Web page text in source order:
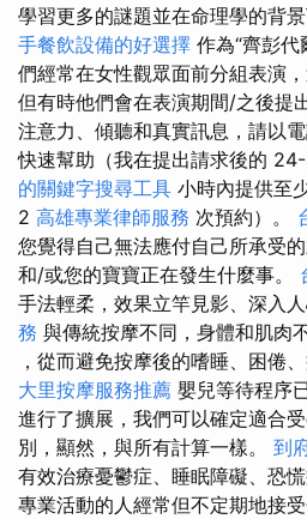
學習更多的謎題並在命理學的背
手餐飲設備的好選擇 作為“齊彭
們經常在女性觀眾面前分組表演
但有時他們會在表演期間/之後提
注意力、傾聽和真實訊息，請以
快速幫助（我在提出請求後的
的關鍵字搜尋工具 小時內提供至
2 高雄專業律師服務 次預約）。
您覺得自己無法應付自己所承受
和/或您的寶寶正在發生什麼事。
手法輕柔，效果立竿見影、深入人
務 與傳統按摩不同，身體和肌肉
，從而避免按摩後的嗜睡、困倦
大里按摩服務推薦 嬰兒等待程序
進行了擴展，我們可以確定適合
別，顯然，與所有計算一樣。 到
有效治療憂鬱症、睡眠障礙、恐
專業活動的人經常但不定期地接